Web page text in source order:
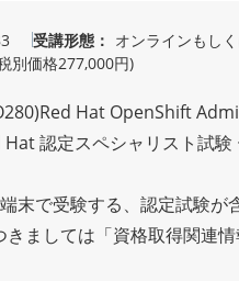
受講形態 オンラインもし
別価格277,000円)
Hat OpenShift
Hat 認定スペシャリスト試
末で受験する、認定試験が
ましては「資格取得関連情